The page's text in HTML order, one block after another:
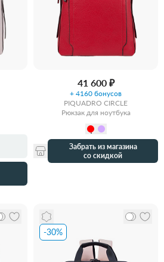
41 600 ₽
+ 4160 бонусов
PIQUADRO CIRCLE
Рюкзак для ноутбука
Забрать из магазина
со скидкой
-30%